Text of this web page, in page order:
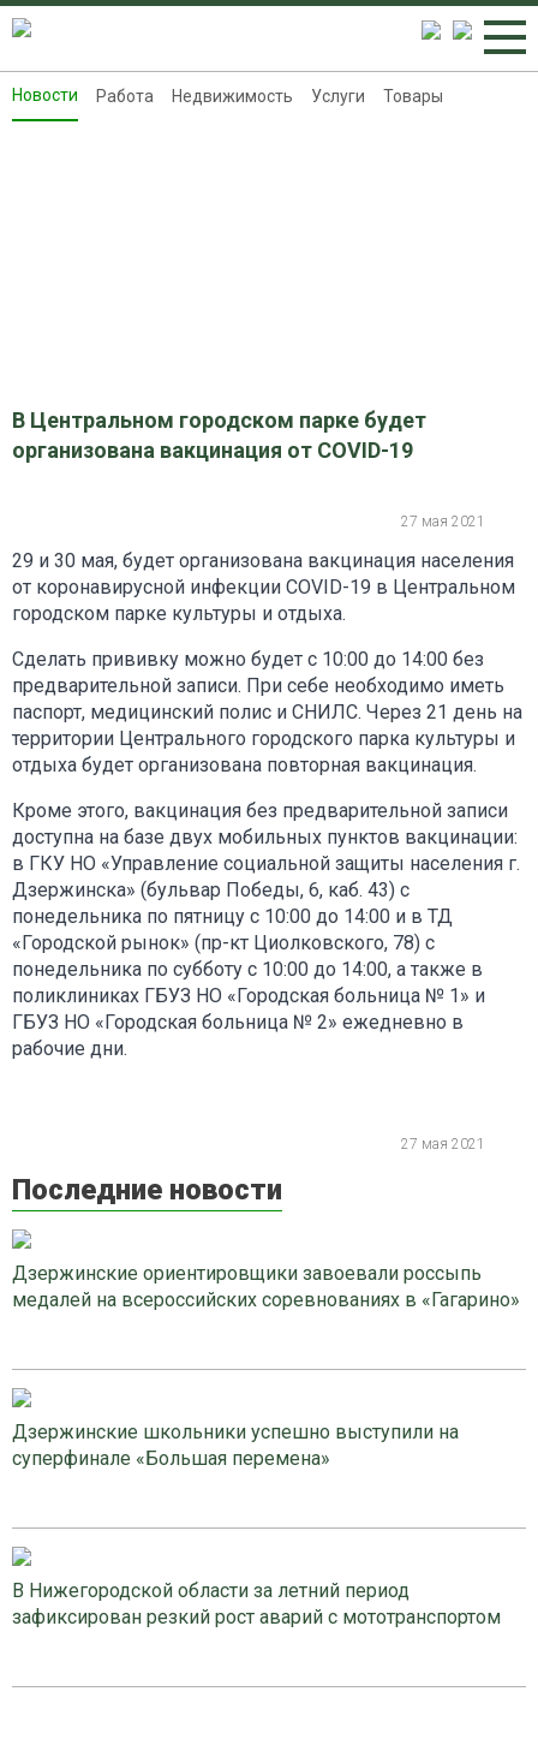
Новости
Новости Работа Недвижимость Услуги Товары
В Центральном городском парке будет
организована вакцинация от COVID-19
27 мая 2021
29 и 30 мая, будет организована вакцинация населения
от коронавирусной инфекции COVID-19 в Центральном
городском парке культуры и отдыха.
Сделать прививку можно будет с 10:00 до 14:00 без
предварительной записи. При себе необходимо иметь
паспорт, медицинский полис и СНИЛС. Через 21 день на
территории Центрального городского парка культуры и
отдыха будет организована повторная вакцинация.
Кроме этого, вакцинация без предварительной записи
доступна на базе двух мобильных пунктов вакцинации:
в ГКУ НО «Управление социальной защиты населения г.
Дзержинска» (бульвар Победы, 6, каб. 43) с
понедельника по пятницу с 10:00 до 14:00 и в ТД
«Городской рынок» (пр-кт Циолковского, 78) с
понедельника по субботу с 10:00 до 14:00, а также в
поликлиниках ГБУЗ НО «Городская больница № 1» и
ГБУЗ НО «Городская больница № 2» ежедневно в
рабочие дни.
27 мая 2021
Последние новости
Дзержинские ориентировщики завоевали россыпь
медалей на всероссийских соревнованиях в «Гагарино»
Дзержинские школьники успешно выступили на
суперфинале «Большая перемена»
В Нижегородской области за летний период
зафиксирован резкий рост аварий с мототранспортом